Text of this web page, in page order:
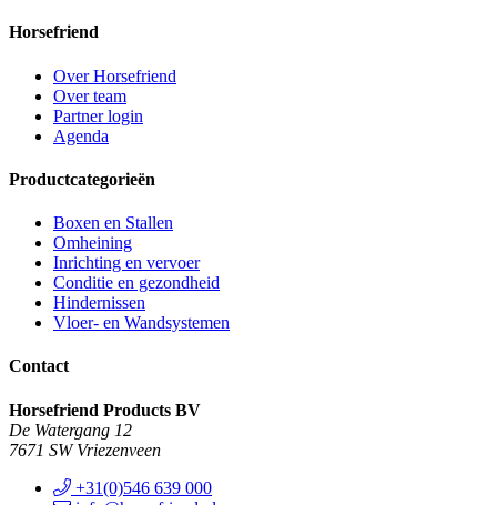
Horsefriend
Over Horsefriend
Over team
Partner login
Agenda
Productcategorieën
Boxen en Stallen
Omheining
Inrichting en vervoer
Conditie en gezondheid
Hindernissen
Vloer- en Wandsystemen
Contact
Horsefriend Products BV
De Watergang 12
7671 SW Vriezenveen
+31(0)546 639 000